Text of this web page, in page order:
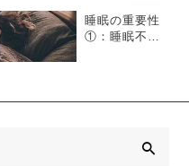
睡眠の重要性
①：睡眠不足